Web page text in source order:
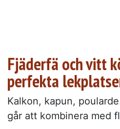
Fjäderfä och vitt
perfekta
Kalkon, kapun,
går att kombinera med